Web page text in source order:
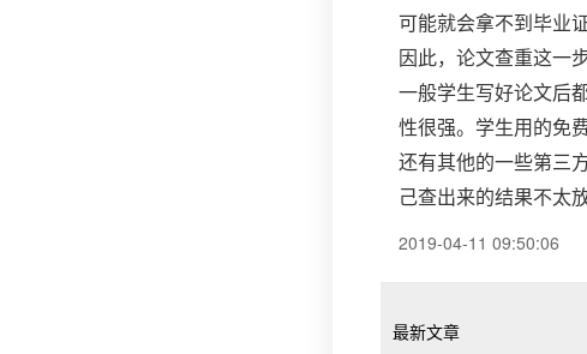
可能就会拿不到毕业
因此，论文查重这一
一般学生写好论文后
性很强。学生用的免
还有其他的一些第三
己查出来的结果不太
2019-04-11 09:50:06
最新文章